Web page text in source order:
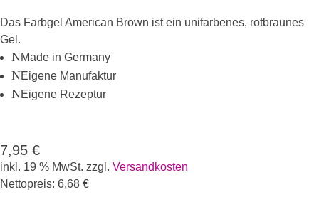
Das Farbgel American Brown ist ein unifarbenes, rotbraunes
Gel.
NMade in Germany
NEigene Manufaktur
NEigene Rezeptur
7,95 €
inkl. 19 % MwSt. zzgl. Versandkosten
Nettopreis: 6,68 €